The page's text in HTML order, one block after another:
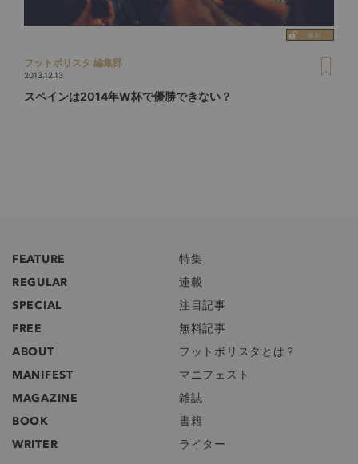
フットボリスタ 編集部
2013.12.13
スペインは2014年W杯で優勝できない？
FEATURE
特集
REGULAR
連載
SPECIAL
注目記事
FREE
無料記事
ABOUT
フットボリスタとは？
MANIFEST
マニフェスト
MAGAZINE
雑誌
BOOK
書籍
WRITER
ライター